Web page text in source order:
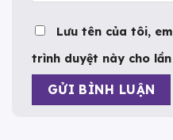
Lưu tên của tôi,
trình duyệt này cho